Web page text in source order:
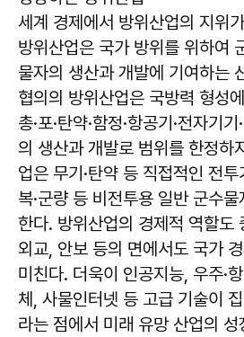
세계 경제에서 방위산업의 지위
방위산업은 국가 방위를 위하여
물자의 생산과 개발에 기여하는
협의의 방위산업은 국방력 형성
총·포·탄약·함정·항공기·전자기
의 생산과 개발로 범위를 한정하
업은 무기·탄약 등 직접적인 전
복·군량 등 비전투용 일반 군수
한다. 방위산업의 경제적 역할도
외교, 안보 등의 면에서도 국가
미친다. 더욱이 인공지능, 우주·
체, 사물인터넷 등 고급 기술이
라는 점에서 미래 유망 산업의